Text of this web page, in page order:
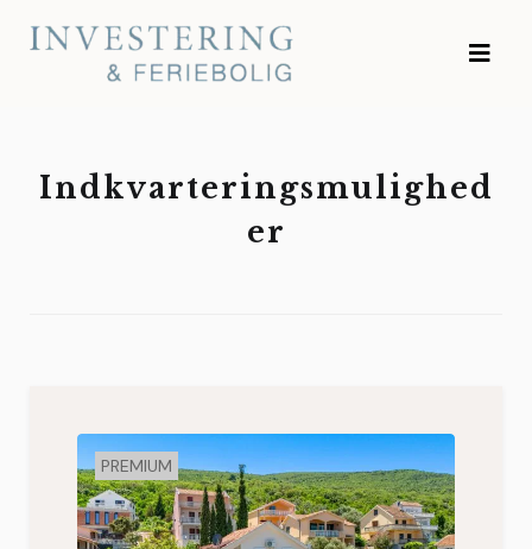
Investering og
Feriebolig
Indkvarteringsmulighed
er
PREMIUM